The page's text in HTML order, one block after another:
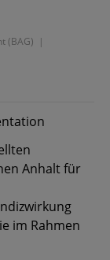
(BAG) |
Anhalt für
im Rahmen